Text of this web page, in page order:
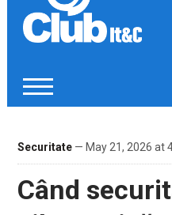
Securitate— May 21, 2026 at
Când